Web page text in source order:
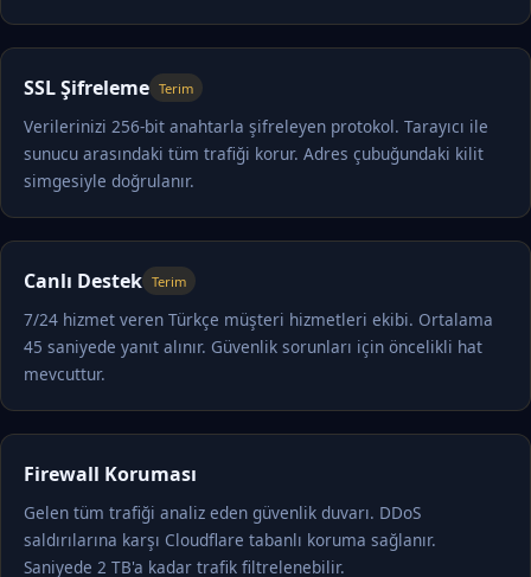
SSL Şifreleme Terim
Verilerinizi 256-bit anahtarla şifreleyen protokol. Tarayıcı ile
sunucu arasındaki tüm trafiği korur. Adres çubuğundaki kilit
simgesiyle doğrulanır.
Canlı Destek Terim
7/24 hizmet veren Türkçe müşteri hizmetleri ekibi. Ortalama
45 saniyede yanıt alınır. Güvenlik sorunları için öncelikli hat
mevcuttur.
Firewall Koruması
Gelen tüm trafiği analiz eden güvenlik duvarı. DDoS
saldırılarına karşı Cloudflare tabanlı koruma sağlanır.
Saniyede 2 TB'a kadar trafik filtrelenebilir.